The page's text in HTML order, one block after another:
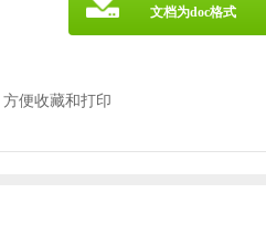
便收藏和打印
文档为doc格式